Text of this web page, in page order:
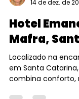
Cris
14 de dez. de
Hotel
Mafra,
Localizado na